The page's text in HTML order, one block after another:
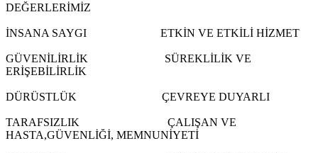
DEĞERLERİMİZ
İNSANA SAYGI ETKİN VE ETKİLİ HİZMET
GÜVENİLİRLİK SÜREKLİLİK VE
ERİŞEBİLİRLİK
DÜRÜSTLÜK ÇEVREYE DUYARLI
TARAFSIZLIK ÇALIŞAN VE
HASTA,GÜVENLİĞİ, MEMNUNİYETİ